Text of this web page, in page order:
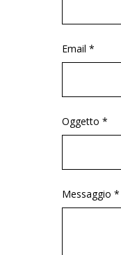
Email *
Oggetto *
Messaggio *